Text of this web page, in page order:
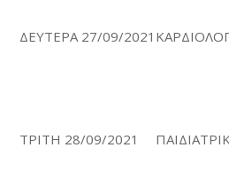
ΔΕΥΤΕΡΑ 27/09/2021
ΤΡΙΤΗ 28/09/2021